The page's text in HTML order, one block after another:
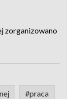
zorganizowano
#praca